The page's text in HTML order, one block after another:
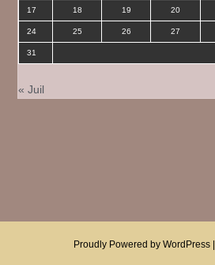
17 18 19 20
24 25 26 27
31
« Juil
Proudly Powered by WordPress